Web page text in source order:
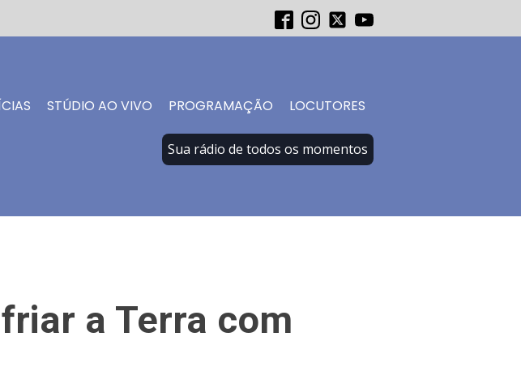
ao vivo
STÚDIO AO VIVO PROGRAMAÇÃO LOCUTORES
Sua rádio de todos os momentos
a Terra com